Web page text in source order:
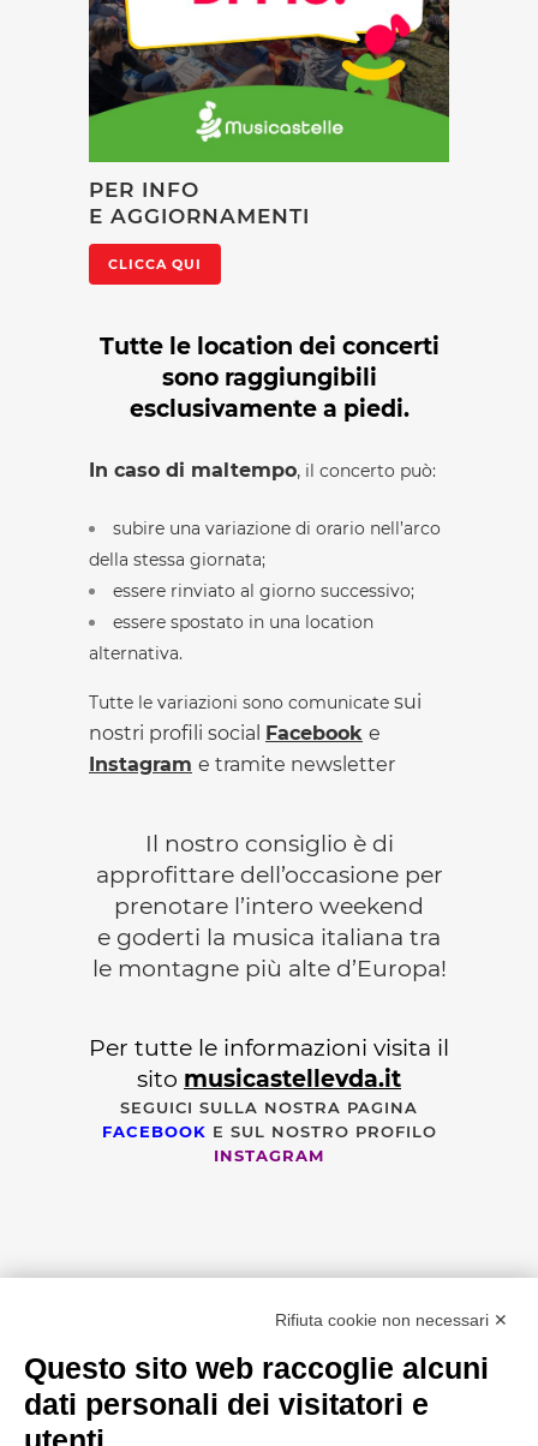
PER INFO
E AGGIORNAMENTI
CLICCA QUI
Tutte le location dei concerti
sono raggiungibili
esclusivamente a piedi.
In caso di maltempo, il concerto può:
subire una variazione di orario nell’arco
della stessa giornata;
essere rinviato al giorno successivo;
essere spostato in una location
alternativa.
Tutte le variazioni sono comunicate sui
nostri profili social Facebook e
Instagram e tramite newsletter
Il nostro consiglio è di
approfittare dell’occasione per
prenotare l’intero weekend
e goderti la musica italiana tra
le montagne più alte d’Europa!
Per tutte le informazioni visita il
sito musicastellevda.it
SEGUICI SULLA NOSTRA PAGINA
FACEBOOK E SUL NOSTRO PROFILO
INSTAGRAM
CERCA NEL SITO
Rifiuta cookie non necessari ✕
Questo sito web raccoglie alcuni
dati personali dei visitatori e